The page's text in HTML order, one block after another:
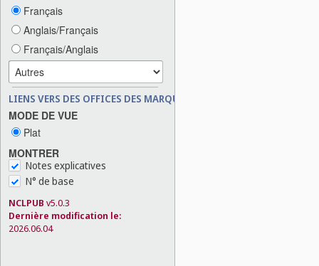
Français
Anglais/Français
Français/Anglais
LIENS VERS DES OFFICES DES MARQUES
MODE DE VUE
Plat
MONTRER
Notes explicatives
N° de base
NCLPUB v5.0.3
Dernière modification le:
2026.06.04